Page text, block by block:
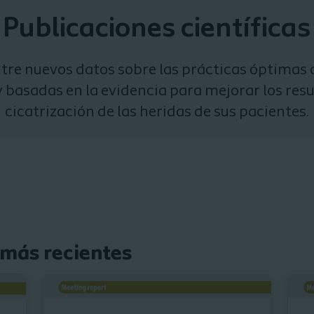
Publicaciones científicas
nuevos datos sobre las prácticas
basadas en la evidencia para mejorar los
cicatrización de las heridas de sus pacientes.
recientes
Más